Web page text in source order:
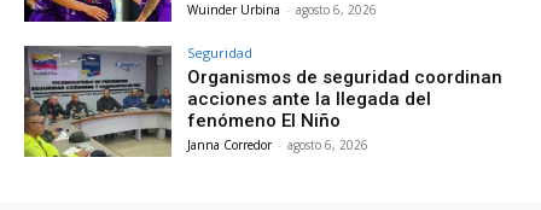
Wuinder Urbina - agosto 6, 2026
Seguridad
Organismos de seguridad coordinan
acciones ante la llegada del
fenómeno El Niño
Janna Corredor - agosto 6, 2026